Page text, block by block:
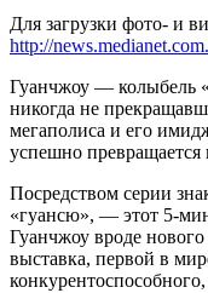
Для загрузки фото- и
http://
Гуанчжоу — колыбель
никогда не
мегаполиса и его
успешно
Посредством серии
«гуансю», — этот 5-
Гуанчжоу вроде
выставка, первой в